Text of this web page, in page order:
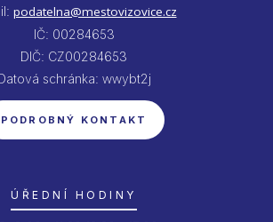
podatelna@mestovizovice.cz
IČ: 00284653
DIČ: CZ00284653
schránka: wwybt2j
PODROBNÝ KONTAKT
ÚŘEDNÍ HODINY